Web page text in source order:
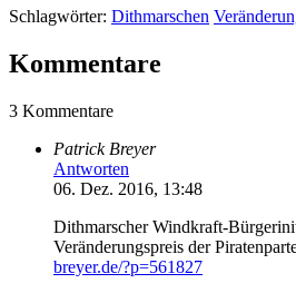
Schlagwörter: Dithmarschen
Kommentare
3 Kommentare
Patrick Breyer
Antworten
06. Dez. 2016, 13:48
Dithmarscher Windkraft-
Veränderungspreis der
breyer.de/?p=561827